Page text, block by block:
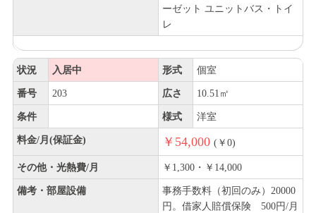
ーゼット ユニットバス・トイ
レ
状況 入居中 形式 個室
番号 203 広さ 10.51㎡
条件 様式 洋室
料金/月(保証金) ￥54,000 (￥0)
その他・光熱費/月 ￥1,300・￥14,000
備考・部屋設備
事務手数料（初回のみ）20000
円。借家人賠償保険 500円/月